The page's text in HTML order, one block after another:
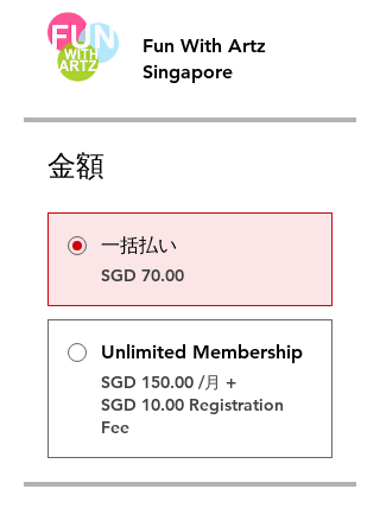
Fun With Artz
Singapore
金額
一括払い
SGD 70.00
Unlimited Membership
SGD 150.00 /月 +
SGD 10.00 Registration
Fee